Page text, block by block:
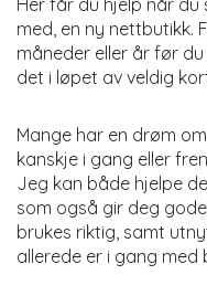
med, en ny nettbutikk.
måneder eller år før
det i løpet av veldig
Mange har en drøm
kanskje i gang eller
Jeg kan både hjelpe
som også gir deg
brukes riktig, samt
allerede er i gang med